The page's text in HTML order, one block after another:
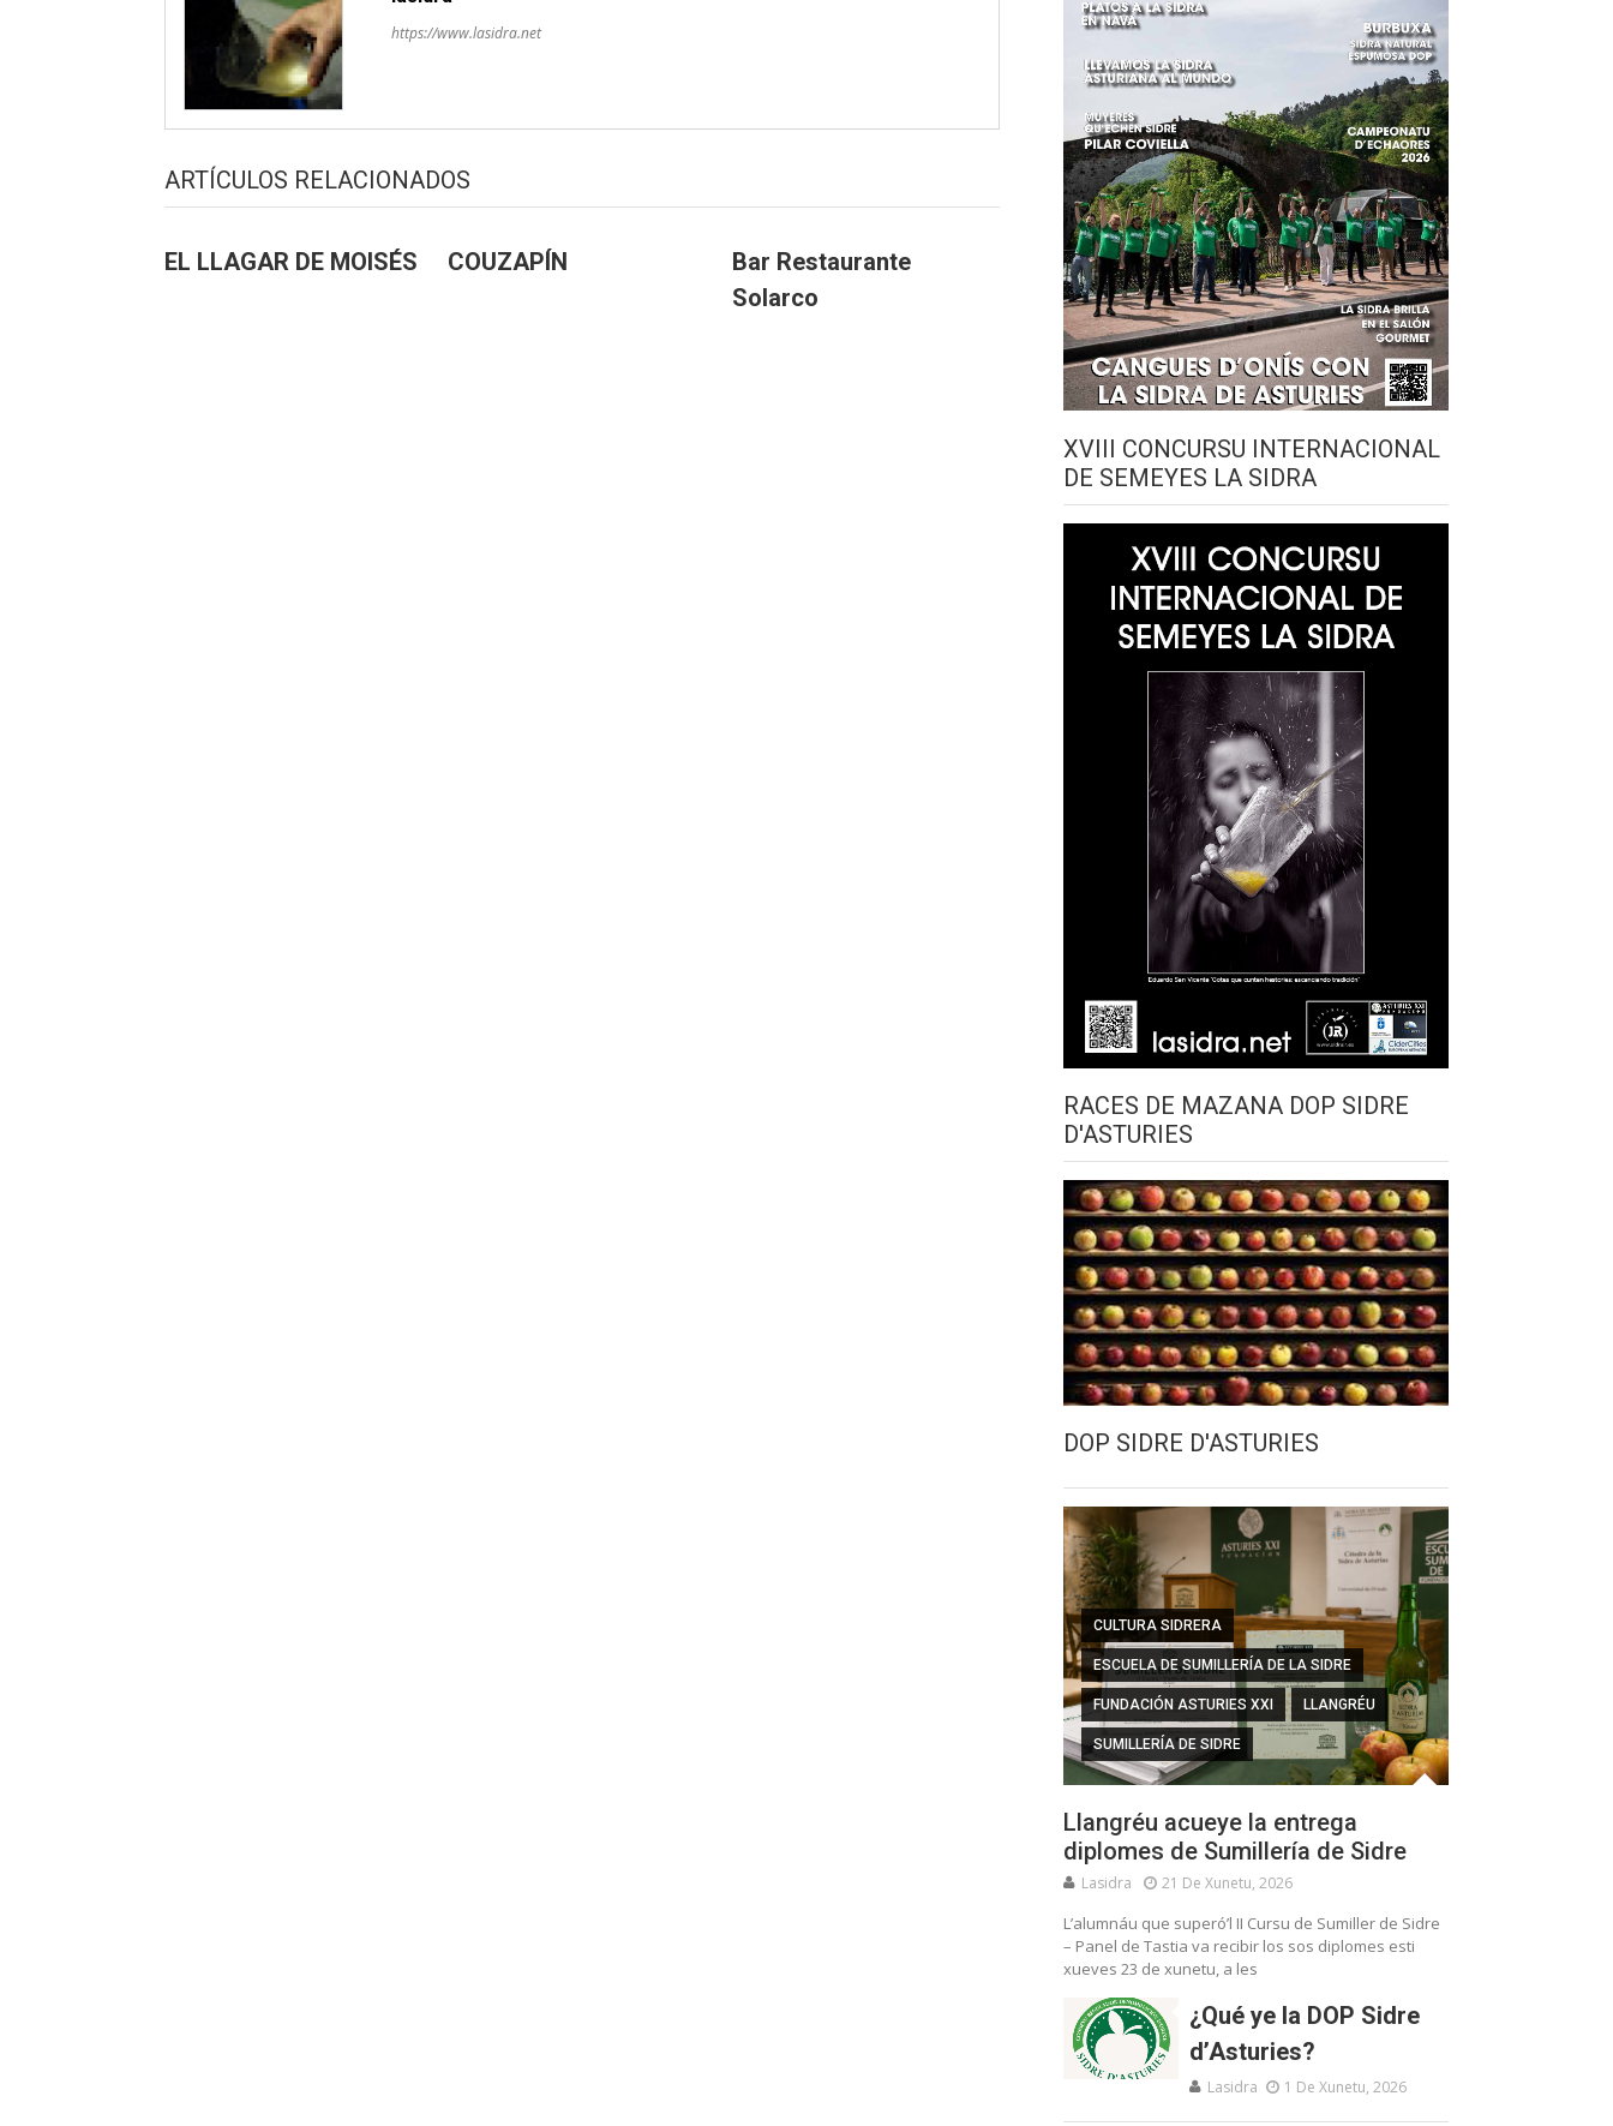
https://www.lasidra.net
ARTÍCULOS RELACIONADOS
EL LLAGAR DE MOISÉS COUZAPÍN
Bar Restaurante
Solarco
XVIII CONCURSU INTERNACIONAL
DE SEMEYES LA SIDRA
RACES DE MAZANA DOP SIDRE
D'ASTURIES
DOP SIDRE D'ASTURIES
CULTURA SIDRERA
ESCUELA DE SUMILLERÍA DE LA SIDRE
FUNDACIÓN ASTURIES XXI LLANGRÉU
SUMILLERÍA DE SIDRE
Llangréu acueye la entrega
diplomes de Sumillería de Sidre
Lasidra 21 De Xunetu, 2026
L’alumnáu que superó’l II Cursu de Sumiller de Sidre
– Panel de Tastia va recibir los sos diplomes esti
xueves 23 de xunetu, a les
¿Qué ye la DOP Sidre
d’Asturies?
Lasidra 1 De Xunetu, 2026